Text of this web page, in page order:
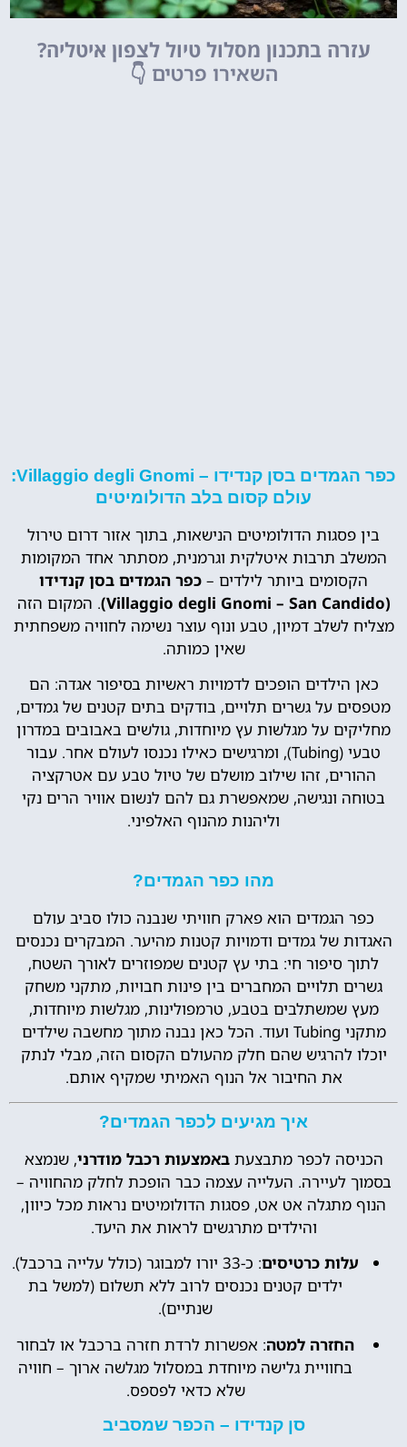
עזרה בתכנון מסלול טיול לצפון איטליה?
השאירו פרטים 👇
כפר הגמדים בסן קנדידו – Villaggio degli Gnomi:
עולם קסום בלב הדולומיטים
בין פסגות הדולומיטים הנישאות, בתוך אזור דרום טירול
המשלב תרבות איטלקית וגרמנית, מסתתר אחד המקומות
הקסומים ביותר לילדים – כפר הגמדים בסן קנדידו
(Villaggio degli Gnomi – San Candido)
. המקום הזה
מצליח לשלב דמיון, טבע ונוף עוצר נשימה לחוויה משפחתית
שאין כמותה.
כאן הילדים הופכים לדמויות ראשיות בסיפור אגדה: הם
מטפסים על גשרים תלויים, בודקים בתים קטנים של גמדים,
מחליקים על מגלשות עץ מיוחדות, גולשים באבובים במדרון
טבעי (Tubing), ומרגישים כאילו נכנסו לעולם אחר. עבור
ההורים, זהו שילוב מושלם של טיול טבע עם אטרקציה
בטוחה ונגישה, שמאפשרת גם להם לנשום אוויר הרים נקי
וליהנות מהנוף האלפיני.
מהו כפר הגמדים?
כפר הגמדים הוא פארק חוויתי שנבנה כולו סביב עולם
האגדות של גמדים ודמויות קטנות מהיער. המבקרים נכנסים
לתוך סיפור חי: בתי עץ קטנים שמפוזרים לאורך השטח,
גשרים תלויים המחברים בין פינות חבויות, מתקני משחק
מעץ שמשתלבים בטבע, טרמפולינות, מגלשות מיוחדות,
מתקני Tubing ועוד. הכל כאן נבנה מתוך מחשבה שילדים
יוכלו להרגיש שהם חלק מהעולם הקסום הזה, מבלי לנתק
את החיבור אל הנוף האמיתי שמקיף אותם.
איך מגיעים לכפר הגמדים?
הכניסה לכפר מתבצעתבאמצעות רכבל מודרני, שנמצא
בסמוך לעיירה. העלייה עצמה כבר הופכת לחלק מהחוויה –
הנוף מתגלה אט אט, פסגות הדולומיטים נראות מכל כיוון,
והילדים מתרגשים לראות את היעד.
עלות כרטיסים
: כ-33 יורו למבוגר (כולל עלייה ברכבל).
ילדים קטנים נכנסים לרוב ללא תשלום (למשל בת
שנתיים).
החזרה למטה: אפשרות לרדת חזרה ברכבל או לבחור
בחוויית גלישה מיוחדת במסלול מגלשה ארוך – חוויה
שלא כדאי לפספס.
סן קנדידו – הכפר שמסביב